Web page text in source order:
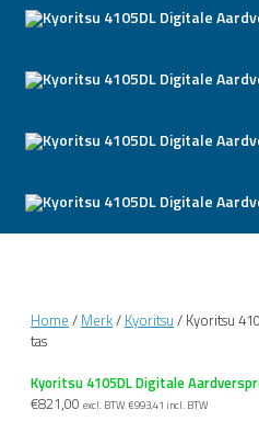
Home / Merk/ Kyoritsu / Kyoritsu
tas
Kyoritsu 4105DL Digitale
€821,00 excl. BTW €993,41 incl. BTW